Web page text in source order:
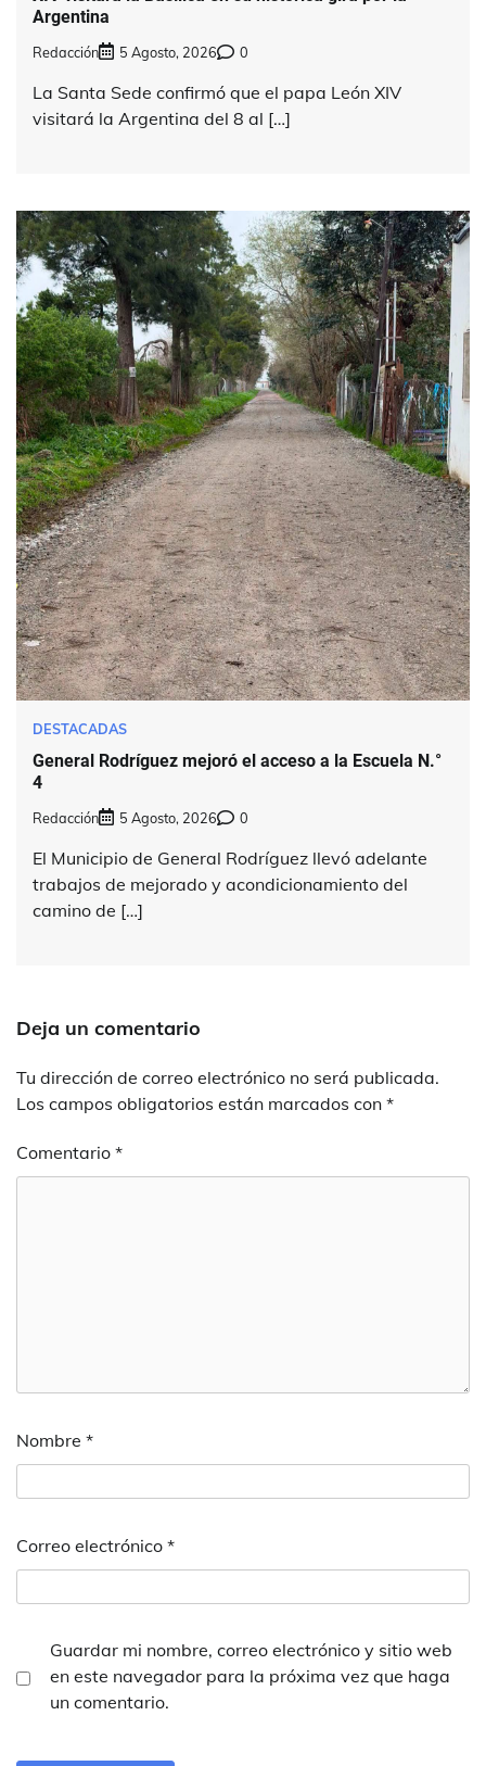
Argentina
Redacción 5 Agosto, 2026 0
La Santa Sede confirmó que el papa León XIV
visitará la Argentina del 8 al […]
DESTACADAS
General Rodríguez mejoró el acceso a la Escuela N.°
4
Redacción 5 Agosto, 2026 0
El Municipio de General Rodríguez llevó adelante
trabajos de mejorado y acondicionamiento del
camino de […]
Deja un comentario
Tu dirección de correo electrónico no será publicada.
Los campos obligatorios están marcados con *
Comentario *
Nombre *
Correo electrónico *
Guardar mi nombre, correo electrónico y sitio web
en este navegador para la próxima vez que haga
un comentario.